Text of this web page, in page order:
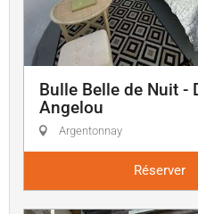
Bulle Belle de Nuit -
Angelou
Argentonnay
Réserver